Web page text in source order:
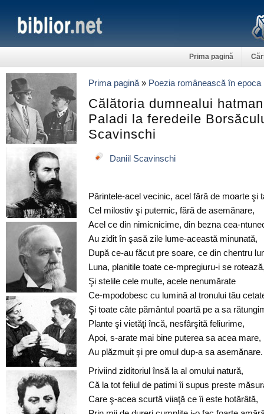
Prima pagină
Prima pagină » Poezia românească în epoca
Călătoria dumnealui
Paladi la feredeile
Scavinschi
Daniil Scavinschi
Părintele-acel vecinic, acel fără de moarte şi
Cel milostiv şi puternic, fără de asemănare,
Acel ce din nimicnicime, din bezna cea-
Au zidit în şasă zile lume-această minunată,
După ce-au făcut pre soare, ce din chentru
Luna, planitile toate ce-mpregiuru-i se
Şi stelile cele multe, acele nenumărate
Ce-mpodobesc cu lumină al tronului tău
Şi toate câte pământul poartă pe a sa
Plante şi vietăţi încă, nesfârşită feliurime,
Apoi, s-arate mai bine puterea sa acea mare,
Au plăzmuit şi pre omul dup-a sa asemănare.
Priviind ziditoriul însă la al omului natură,
Că la tot feliul de patimi îi supus preste
Care ş-acea scurtă viiaţă ce îi este hotărâtă,